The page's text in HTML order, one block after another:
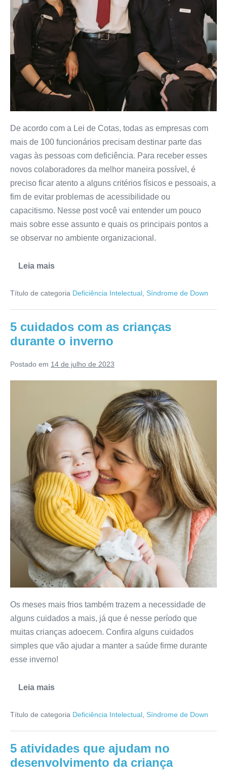
De acordo com a Lei de Cotas, todas as empresas com
mais de 100 funcionários precisam destinar parte das
vagas às pessoas com deficiência. Para receber esses
novos colaboradores da melhor maneira possível, é
preciso ficar atento a alguns critérios físicos e pessoais, a
fim de evitar problemas de acessibilidade ou
capacitismo. Nesse post você vai entender um pouco
mais sobre esse assunto e quais os principais pontos a
se observar no ambiente organizacional.
Leia mais
Título de categoria Deficiência Intelectual Síndrome de Down
5 cuidados com as crianças
durante o inverno
Postado em 14 de julho de 2023
Os meses mais frios também trazem a necessidade de
alguns cuidados a mais, já que é nesse período que
muitas crianças adoecem. Confira alguns cuidados
simples que vão ajudar a manter a saúde firme durante
esse inverno!
Leia mais
Título de categoria Deficiência Intelectual Síndrome de Down
5 atividades que ajudam no
desenvolvimento da criança